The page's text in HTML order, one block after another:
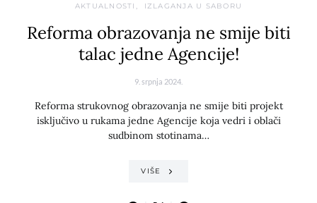
AKTUALNOSTI IZLAGANJA U SABORU
Reforma obrazovanja ne smije biti
talac jedne Agencije!
9. srpnja 2024.
Reforma strukovnog obrazovanja ne smije biti projekt
isključivo u rukama jedne Agencije koja vedri i oblači
sudbinom stotinama…
VIŠE